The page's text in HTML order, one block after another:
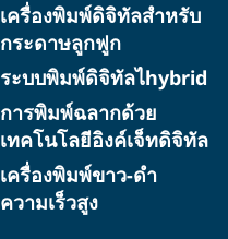
เครื่องพิมพ์ดิจิทัลสำหรับ
กระดาษลูกฟูก
ระบบพิมพ์ดิจิทัลไhybrid
การพิมพ์ฉลากด้วย
เทคโนโลยีอิงค์เจ็ทดิจิทัล
เครื่องพิมพ์ขาว-ดำ
ความเร็วสูง